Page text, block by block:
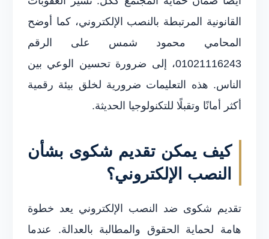
القانونية المرتبطة بالنصب الإلكتروني، كما أوضح
المحامي محمود شمس على الرقم
01021116243، إلى ضرورة تحسين الوعي بين
الناس. هذه التعليمات ضرورية لخلق بيئة رقمية
أكثر أمانًا وتقبلًا للتكنولوجيا الحديثة.
كيف يمكن تقديم شكوى بشأن
النصب الإلكتروني؟
تقديم شكوى ضد النصب الإلكتروني يعد خطوة
هامة لحماية الحقوق والمطالبة بالعدالة. عندما